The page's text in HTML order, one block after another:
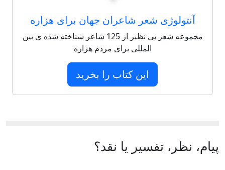
آنتولوژی شعر شاعران جهان برای هزاره
مجموعه شعر بی نظیر از 125 شاعر شناخته شده ی بین
المللی برای مردم هزاره
این کتاب را بخرید
پیام، نظر، تفسیر یا نقد؟